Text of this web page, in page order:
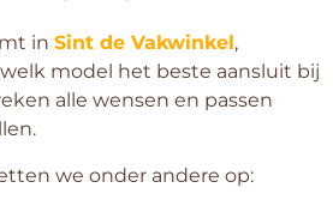
in Sint de Vakwinkel,
model het beste aansluit bij
alle wensen en passen
we onder andere op: